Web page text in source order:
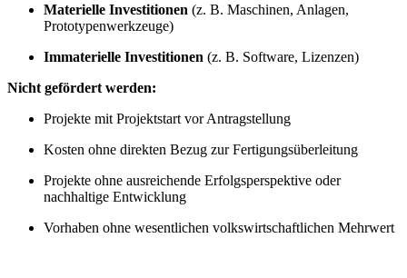
Materielle Investitionen (z. B. Maschinen, Anlagen,
Prototypenwerkzeuge)
Immaterielle Investitionen (z. B. Software, Lizenzen)
Nicht gefördert werden:
Projekte mit Projektstart vor Antragstellung
Kosten ohne direkten Bezug zur Fertigungsüberleitung
Projekte ohne ausreichende Erfolgsperspektive oder
nachhaltige Entwicklung
Vorhaben ohne wesentlichen volkswirtschaftlichen Mehrwert